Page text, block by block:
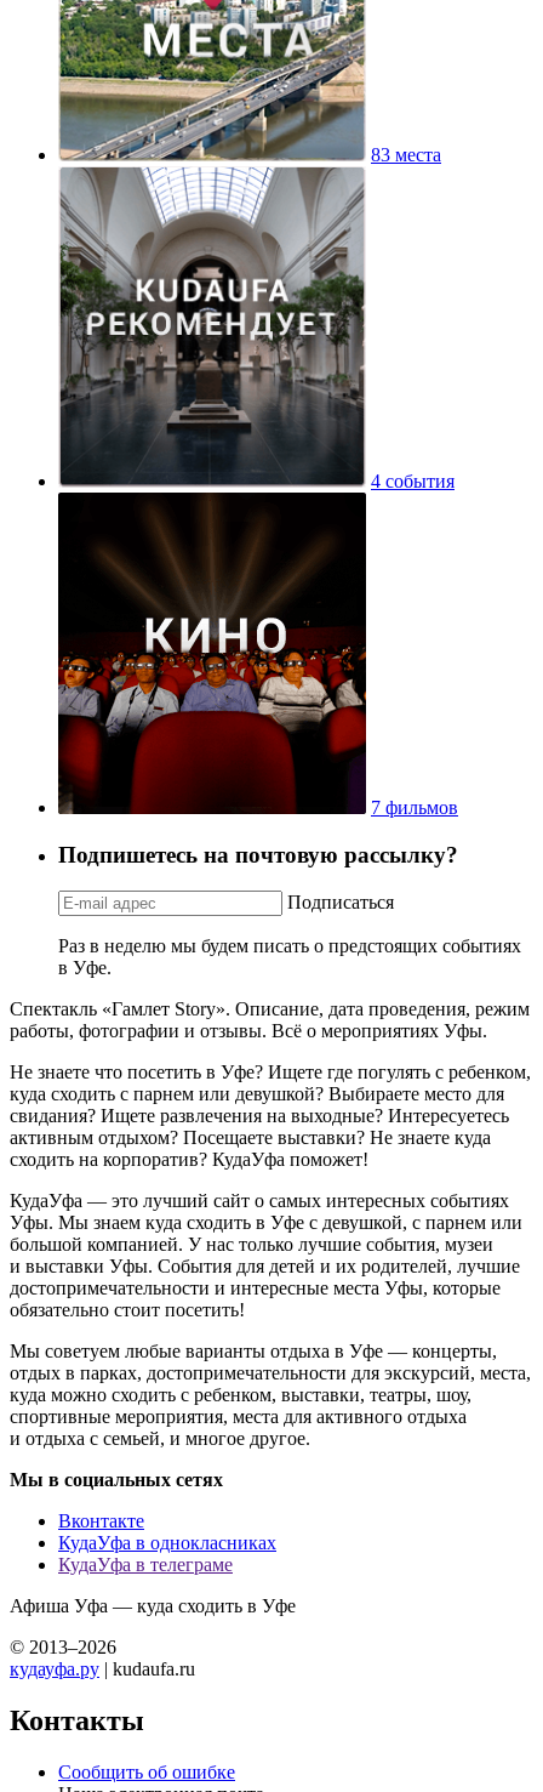
83 места
4 события
7 фильмов
Подпишетесь на почтовую рассылку?
Подписаться
Раз в неделю мы будем писать о предстоящих событиях
в Уфе.
Спектакль «Гамлет Story». Описание, дата проведения, режим
работы, фотографии и отзывы. Всё о мероприятиях Уфы.
Не знаете что посетить в Уфе? Ищете где погулять с ребенком,
куда сходить с парнем или девушкой? Выбираете место для
свидания? Ищете развлечения на выходные? Интересуетесь
активным отдыхом? Посещаете выставки? Не знаете куда
сходить на корпоратив? КудаУфа поможет!
КудаУфа — это лучший сайт о самых интересных событиях
Уфы. Мы знаем куда сходить в Уфе с девушкой, с парнем или
большой компанией. У нас только лучшие события, музеи
и выставки Уфы. События для детей и их родителей, лучшие
достопримечательности и интересные места Уфы, которые
обязательно стоит посетить!
Мы советуем любые варианты отдыха в Уфе — концерты,
отдых в парках, достопримечательности для экскурсий, места,
куда можно сходить с ребенком, выставки, театры, шоу,
спортивные мероприятия, места для активного отдыха
и отдыха с семьей, и многое другое.
Мы в социальных сетях
Вконтакте
КудаУфа в однокласниках
КудаУфа в телеграме
Афиша Уфа — куда сходить в Уфе
© 2013–2026
кудауфа.ру | kudaufa.ru
Контакты
Сообщить об ошибке